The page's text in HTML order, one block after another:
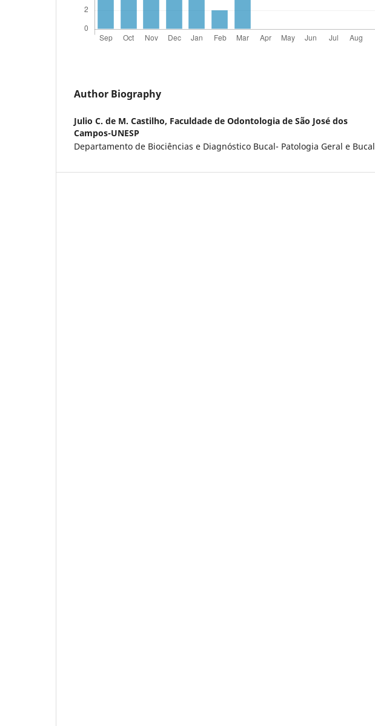
Author Biography
Julio C. de M. Castilho, Faculdade de Odontologia de São José dos
Campos-UNESP
Departamento de Biociências e Diagnóstico Bucal- Patologia Geral e Bucal